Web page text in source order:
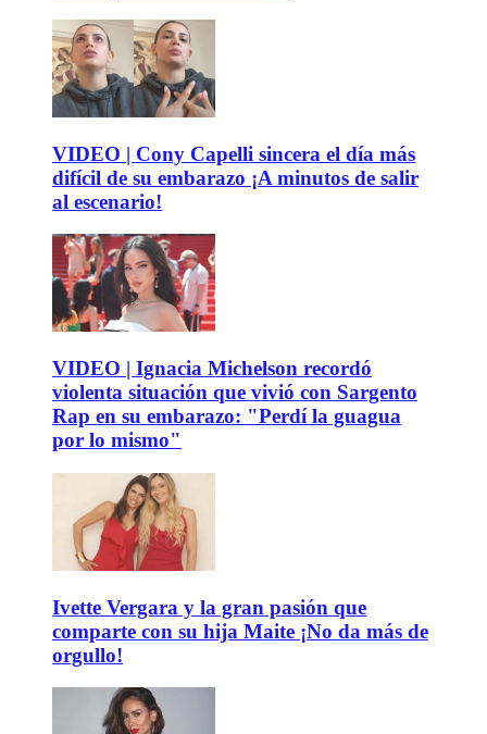
VIDEO | Cony Capelli sincera el día más
difícil de su embarazo ¡A minutos de salir
al escenario!
VIDEO | Ignacia Michelson recordó
violenta situación que vivió con Sargento
Rap en su embarazo: "Perdí la guagua
por lo mismo"
Ivette Vergara y la gran pasión que
comparte con su hija Maite ¡No da más de
orgullo!